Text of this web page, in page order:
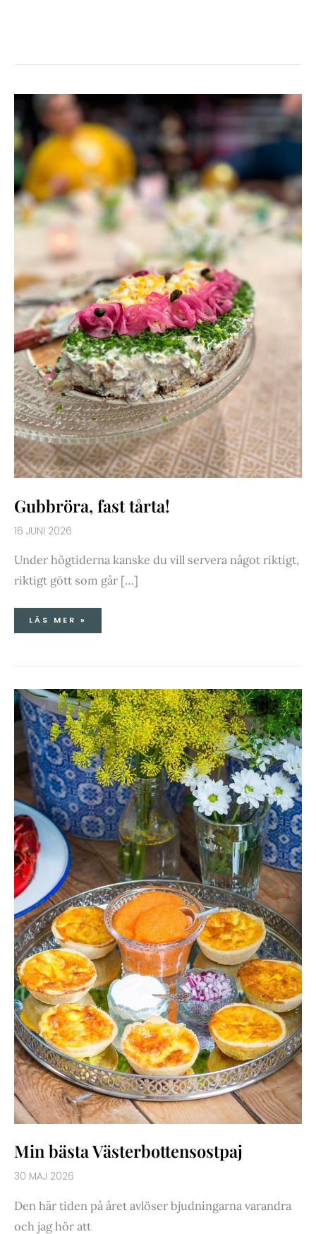
Gubbröra, fast tårta!
16 JUNI 2026
Under högtiderna kanske du vill servera något riktigt,
riktigt gött som går […]
GUBBRÖRA,
FAST
TÅRTA!
LÄS MER »
Min bästa Västerbottensostpaj
30 MAJ 2026
Den här tiden på året avlöser bjudningarna varandra
och jag hör att
MIN
BÄSTA
VÄSTERBOTTENSOSTPAJ